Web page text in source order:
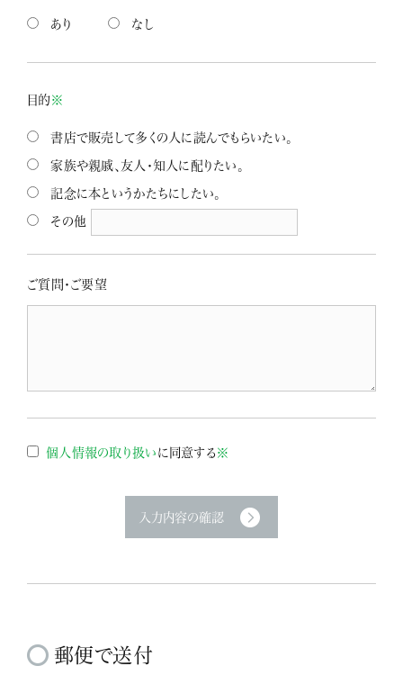
あり なし
目的※
書店で販売して多くの人に読んでもらいたい。
家族や親戚、友人・知人に配りたい。
記念に本というかたちにしたい。
その他
ご質問・ご要望
個人情報の取り扱いに同意する※
郵便で送付